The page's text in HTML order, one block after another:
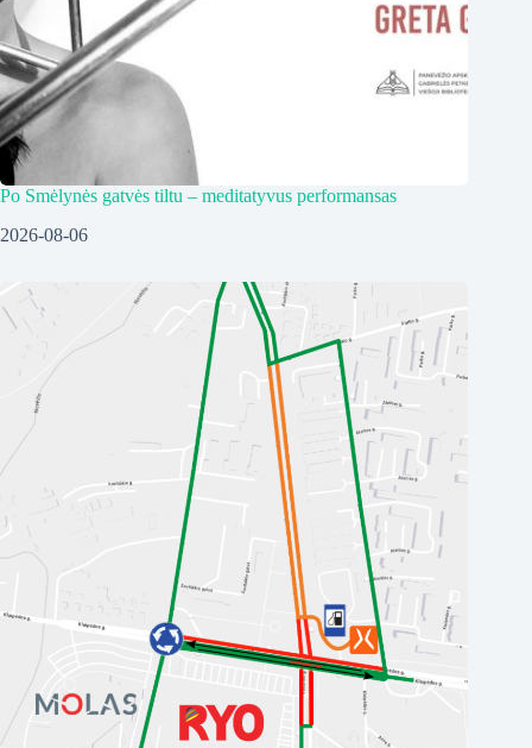
Po Smėlynės gatvės tiltu – meditatyvus performansas
2026-08-06